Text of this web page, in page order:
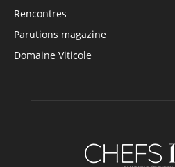
Rencontres
Parutions magazine
Domaine Viticole